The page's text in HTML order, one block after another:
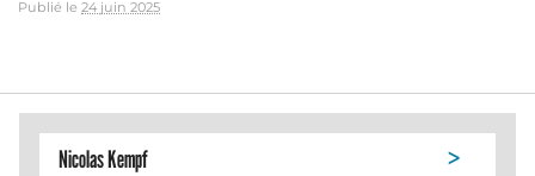
Nicolas Kempf
Publié le 24 juin 2025